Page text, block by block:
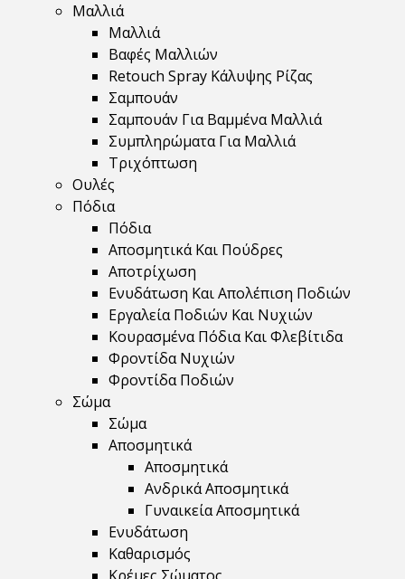
Μαλλιά
Μαλλιά
Βαφές Μαλλιών
Retouch Spray Κάλυψης Ρίζας
Σαμπουάν
Σαμπουάν Για Βαμμένα Μαλλιά
Συμπληρώματα Για Μαλλιά
Τριχόπτωση
Ουλές
Πόδια
Πόδια
Αποσμητικά Και Πούδρες
Αποτρίχωση
Ενυδάτωση Και Απολέπιση Ποδιών
Εργαλεία Ποδιών Και Νυχιών
Κουρασμένα Πόδια Και Φλεβίτιδα
Φροντίδα Νυχιών
Φροντίδα Ποδιών
Σώμα
Σώμα
Αποσμητικά
Αποσμητικά
Ανδρικά Αποσμητικά
Γυναικεία Αποσμητικά
Ενυδάτωση
Καθαρισμός